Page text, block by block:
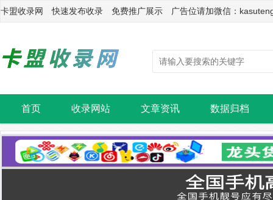
卡盟收录网 快速发布收录 免费推广展示 广告位请加微信：
首页 收录网站 文章资讯 数据归档